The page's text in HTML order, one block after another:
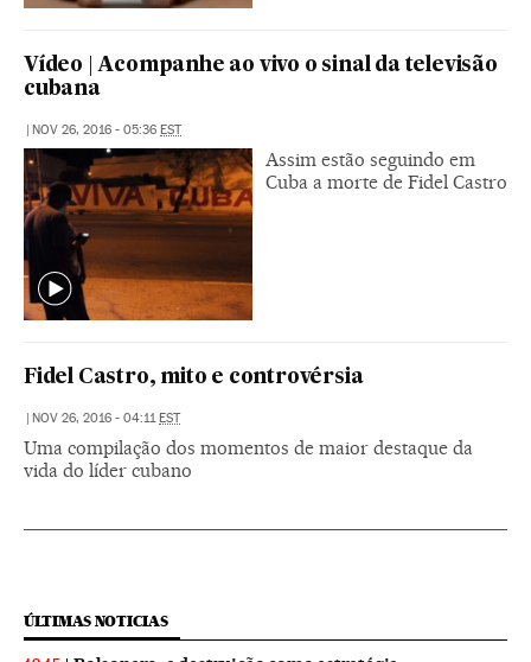
Vídeo | Acompanhe ao vivo o sinal da televisão
cubana
| NOV 26, 2016 - 05:36 EST
Assim estão seguindo em
Cuba a morte de Fidel Castro
Fidel Castro, mito e controvérsia
| NOV 26, 2016 - 04:11EST
Uma compilação dos momentos de maior destaque da
vida do líder cubano
ÚLTIMAS NOTICIAS